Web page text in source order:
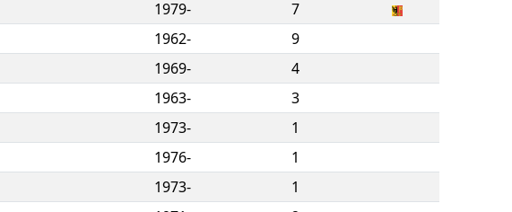
1979-
7
1962-
9
1969-
4
1963-
3
1973-
1
1976-
1
1973-
1